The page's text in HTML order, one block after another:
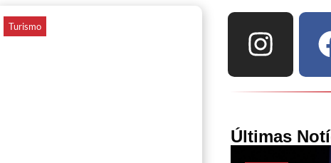
Turismo
Últimas